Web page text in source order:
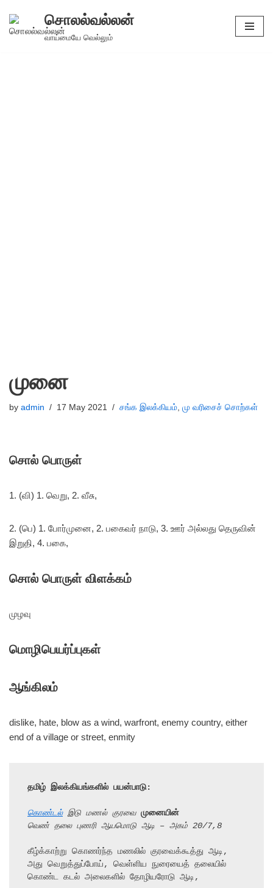
Skip
சொலல்வல்லன்
வாய்மையே வெல்லும்
முனை
by admin 17 May 2021 சங்க இலக்கியம், மு வரிசைச் சொற்கள்
சொல் பொருள்
1. (வி) 1. வெறு, 2. வீசு,
2. (பெ) 1. போர்முனை, 2. பகைவர் நாடு, 3. ஊர் அல்லது தெருவின்
இறுதி, 4. பகை,
சொல் பொருள் விளக்கம்
முழவு
மொழிபெயர்ப்புகள்
ஆங்கிலம்
dislike, hate, blow as a wind, warfront, enemy country, either
end of a village or street, enmity
தமிழ் இலக்கியங்களில் பயன்பாடு:
கொண்டல் இடு மணல் குரவை முனையின்
வெண் தலை புணரி ஆயமொடு ஆடி – அகம் 20/7,8
கீழ்க்காற்று கொணர்ந்த மணலில் குரவைக்கூத்து ஆடி,
அது வெறுத்துப்போய், வெள்ளிய நுரையைத் தலையில்
கொண்ட கடல் அலைகளில் தோழியரோடு ஆடி,